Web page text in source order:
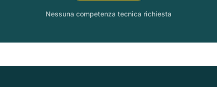
Nessuna competenza tecnica richiesta